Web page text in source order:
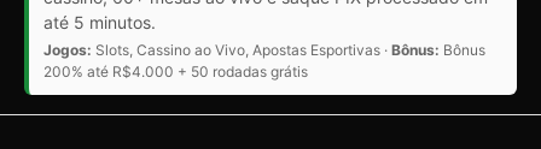
até 5 minutos.
Jogos: Slots, Cassino ao Vivo, Apostas Esportivas · Bônus: Bônus
200% até R$4.000 + 50 rodadas grátis